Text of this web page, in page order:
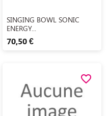
Aperçu rapide
SINGING BOWL SONIC
ENERGY...
70,50 €
favorite_border